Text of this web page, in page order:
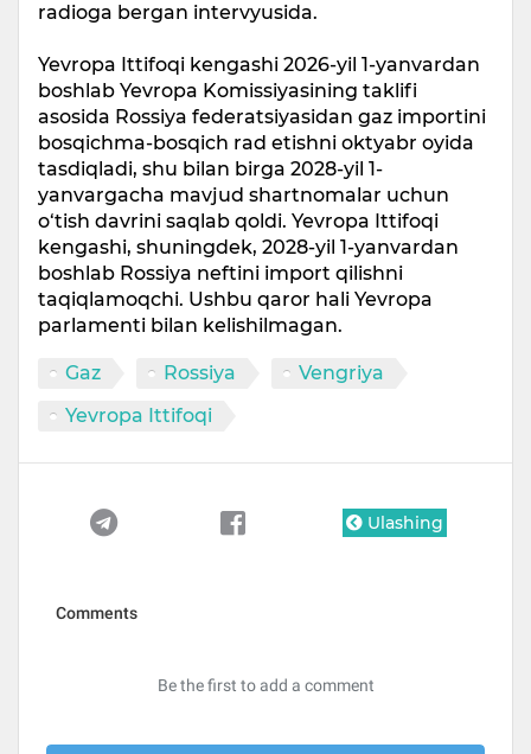
radioga bergan intervyusida.
Yevropa Ittifoqi kengashi 2026-yil 1-yanvardan
boshlab Yevropa Komissiyasining taklifi
asosida Rossiya federatsiyasidan gaz importini
bosqichma-bosqich rad etishni oktyabr oyida
tasdiqladi, shu bilan birga 2028-yil 1-
yanvargacha mavjud shartnomalar uchun
o‘tish davrini saqlab qoldi. Yevropa Ittifoqi
kengashi, shuningdek, 2028-yil 1-yanvardan
boshlab Rossiya neftini import qilishni
taqiqlamoqchi. Ushbu qaror hali Yevropa
parlamenti bilan kelishilmagan.
Gaz Rossiya
Vengriya
Yevropa Ittifoqi
Ulashing